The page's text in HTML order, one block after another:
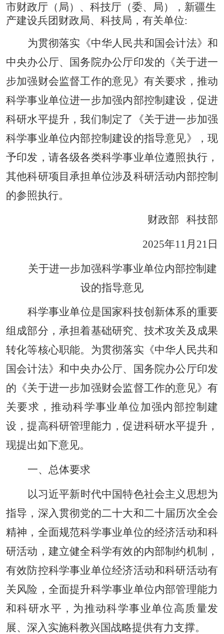
市财政厅（局）、科技厅（委、局），新疆生
产建设兵团财政局、科技局，有关单位:
为贯彻落实《中华人民共和国会计法》和
中央办公厅、国务院办公厅印发的《关于进一
步加强财会监督工作的意见》有关要求，推动
科学事业单位进一步加强内部控制建设，促进
科研水平提升，我们制定了《关于进一步加强
科学事业单位内部控制建设的指导意见》，现
予印发，请各级各类科学事业单位遵照执行，
其他科研项目承担单位涉及科研活动内部控制
的参照执行。
财政部 科技部
2025年11月21日
关于进一步加强科学事业单位内部控制建
设的指导意见
科学事业单位是国家科技创新体系的重要
组成部分，承担着基础研究、技术攻关及成果
转化等核心职能。为贯彻落实《中华人民共和
国会计法》和中央办公厅、国务院办公厅印发
的《关于进一步加强财会监督工作的意见》有
关要求，推动科学事业单位加强内部控制建
设，提高科研管理能力，促进科研水平提升，
现提出如下意见。
一、总体要求
以习近平新时代中国特色社会主义思想为
指导，深入贯彻党的二十大和二十届历次全会
精神，全面规范科学事业单位的经济活动和科
研活动，建立健全科学有效的内部制约机制，
有效防控科学事业单位经济活动和科研活动有
关风险，全面提升科学事业单位内部管理能力
和科研水平，为推动科学事业单位高质量发
展、深入实施科教兴国战略提供有力支撑。